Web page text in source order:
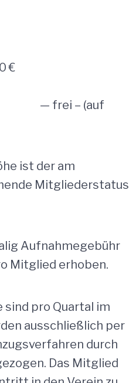
€
— frei – (auf
ist der am
Mitgliederstatus
Aufnahmegebühr
Mitglied erhoben.
pro Quartal im
ausschließlich per
durch
Das Mitglied